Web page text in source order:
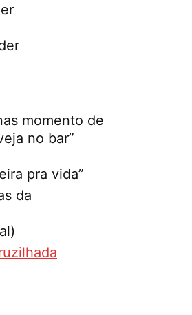
momento de
no bar”
pra vida”
da